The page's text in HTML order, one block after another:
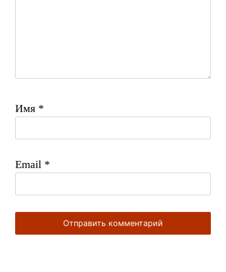
Имя *
Email *